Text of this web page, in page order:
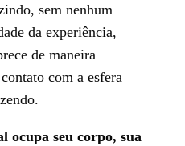
sem nenhum
da experiência,
de maneira
com a esfera
ocupa seu corpo, sua